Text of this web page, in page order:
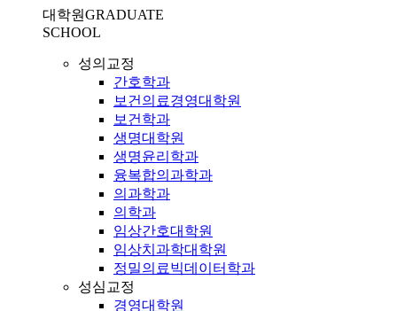
대학원GRADUATE
SCHOOL
성의교정
간호학과
보건의료경영대학원
보건학과
생명대학원
생명윤리학과
융복합의과학과
의과학과
의학과
임상간호대학원
임상치과학대학원
정밀의료빅데이터학과
성심교정
경영대학원